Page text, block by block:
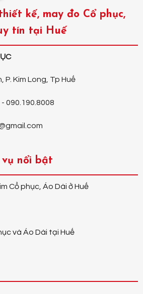
kế, may đo Cổ phục,
tín tại Huế
P. Kim Long, Tp Huế
090.190.8008
vụ nổi bật
Cổ phục, Áo Dài ở Huế
và Áo Dài tại Huế